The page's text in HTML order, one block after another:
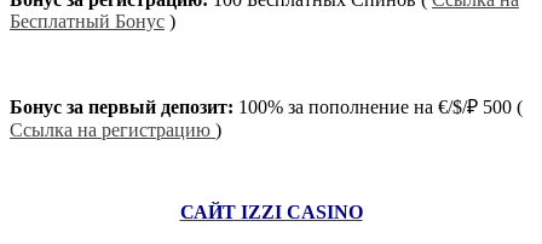
Бесплатный Бонус )
Бонус за первый депозит: 100% за пополнение на €/$/₽ 500 (
Ссылка на регистрацию )
САЙТ IZZI CASINO